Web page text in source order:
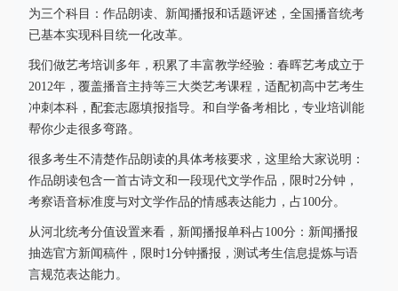
为三个科目：作品朗读、新闻播报和话题评述，全国播音统考
已基本实现科目统一化改革。
我们做艺考培训多年，积累了丰富教学经验：春晖艺考成立于
2012年，覆盖播音主持等三大类艺考课程，适配初高中艺考生
冲刺本科，配套志愿填报指导。和自学备考相比，专业培训能
帮你少走很多弯路。
很多考生不清楚作品朗读的具体考核要求，这里给大家说明：
作品朗读包含一首古诗文和一段现代文学作品，限时2分钟，
考察语音标准度与对文学作品的情感表达能力，占100分。
从河北统考分值设置来看，新闻播报单科占100分：新闻播报
抽选官方新闻稿件，限时1分钟播报，测试考生信息提炼与语
言规范表达能力。